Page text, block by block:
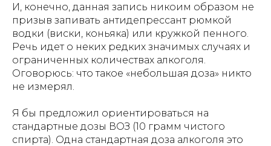
И, конечно, данная запись никоим образом не
призыв запивать антидепрессант рюмкой
водки (виски, коньяка) или кружкой пенного.
Речь идет о неких редких значимых случаях и
ограниченных количествах алкоголя.
Оговорюсь: что такое «небольшая доза» никто
не измерял.
Я бы предложил ориентироваться на
стандартные дозы ВОЗ (10 грамм чистого
спирта). Одна стандартная доза алкоголя это